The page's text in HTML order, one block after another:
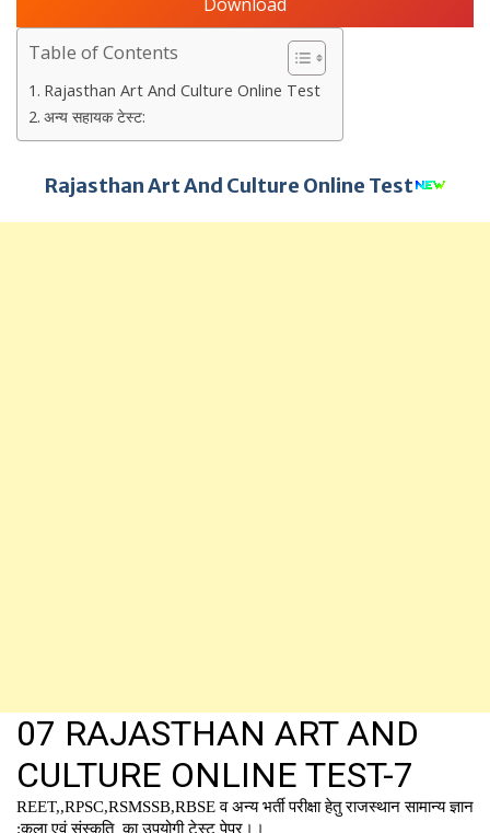
Table of Contents
Rajasthan Art And Culture Online Test
अन्य सहायक टेस्ट:
Rajasthan Art And Culture Online Test